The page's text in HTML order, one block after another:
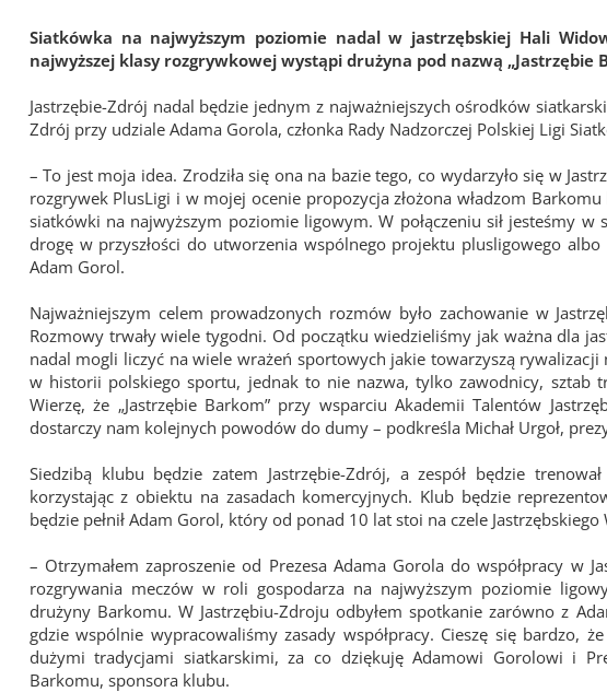
Siatkówka na najwyższym poziomie nadal w jastrzębskiej Hali
najwyższej klasy rozgrywkowej wystąpi drużyna pod nazwą „Jastrzębie
Jastrzębie-Zdrój nadal będzie jednym z najważniejszych ośrodków
Zdrój przy udziale Adama Gorola, członka Rady Nadzorczej Polskiej Ligi
– To jest moja idea. Zrodziła się ona na bazie tego, co wydarzyło się w
rozgrywek PlusLigi i w mojej ocenie propozycja złożona władzom
siatkówki na najwyższym poziomie ligowym. W połączeniu sił jesteśmy
drogę w przyszłości do utworzenia wspólnego projektu plusligowego
Adam Gorol.
Najważniejszym celem prowadzonych rozmów było zachowanie w
Rozmowy trwały wiele tygodni. Od początku wiedzieliśmy jak ważna dla
nadal mogli liczyć na wiele wrażeń sportowych jakie towarzyszą rywalizacji
w historii polskiego sportu, jednak to nie nazwa, tylko zawodnicy, sztab
Wierzę, że „Jastrzębie Barkom” przy wsparciu Akademii Talentów
dostarczy nam kolejnych powodów do dumy – podkreśla Michał Urgoł,
Siedzibą klubu będzie zatem Jastrzębie-Zdrój, a zespół będzie
korzystając z obiektu na zasadach komercyjnych. Klub będzie
będzie pełnił Adam Gorol, który od ponad 10 lat stoi na czele Jastrzębskiego
– Otrzymałem zaproszenie od Prezesa Adama Gorola do współpracy w
rozgrywania meczów w roli gospodarza na najwyższym poziomie
drużyny Barkomu. W Jastrzębiu-Zdroju odbyłem spotkanie zarówno z
gdzie wspólnie wypracowaliśmy zasady współpracy. Cieszę się bardzo,
dużymi tradycjami siatkarskimi, za co dziękuję Adamowi Gorolowi i
Barkomu, sponsora klubu.